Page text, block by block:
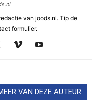
van joods.nl. Tip de
formulier.
VAN DEZE AUTEUR